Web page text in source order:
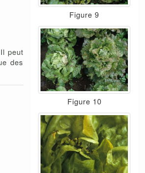
peut
des
Figure 9
Figure 10